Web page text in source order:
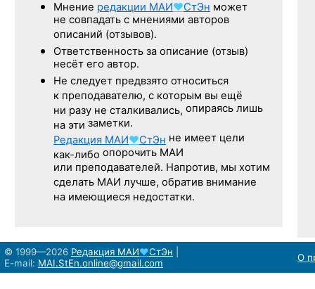
Мнение редакции МАИ♥СтЭн может
не совпадать с мнениями авторов
описаний (отзывов).
Ответственность за описание (отзыв)
несёт его автор.
Не следует предвзято относиться
к преподавателю, с которым вы ещё
ни разу не сталкивались, опираясь лишь
на эти заметки.
Редакция МАИ♥СтЭн не имеет цели
как-либо опорочить МАИ
или преподавателей. Напротив, мы хотим
сделать МАИ лучше, обратив внимание
на имеющиеся недостатки.
© 1999—2026 Редакция МАИ♥СтЭн
E-mail: MAI.StEn.online@gmail.com О